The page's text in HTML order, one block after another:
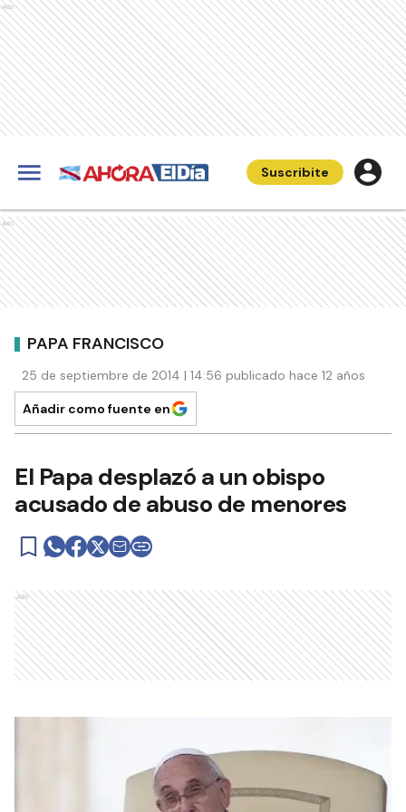
Ads
Suscribite
Ads
PAPA FRANCISCO
25 de septiembre de 2014 | 14:56 publicado hace 12 años
Añadir como fuente en
El Papa desplazó a un obispo
acusado de abuso de menores
Ads